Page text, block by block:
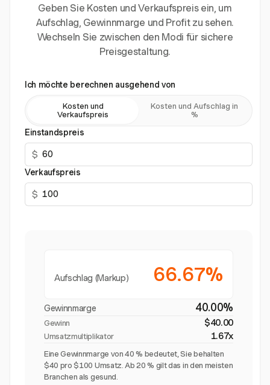
Geben Sie Kosten und Verkaufspreis ein, um
Aufschlag, Gewinnmarge und Profit zu sehen.
Wechseln Sie zwischen den Modi für sichere
Preisgestaltung.
Ich möchte berechnen ausgehend von
Kosten und
Verkaufspreis
Kosten und Aufschlag in
%
Einstandspreis
$
Verkaufspreis
$
Aufschlag (Markup) 66.67%
Gewinnmarge 40.00%
Gewinn $40.00
Umsatzmultiplikator 1.67x
Eine Gewinnmarge von 40 % bedeutet, Sie behalten
$40 pro $100 Umsatz. Ab 20 % gilt das in den meisten
Branchen als gesund.